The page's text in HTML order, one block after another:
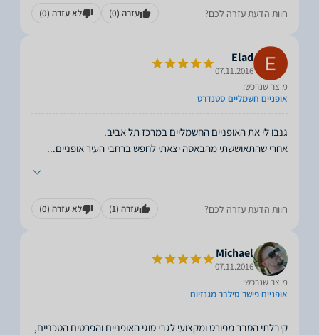
חוות הדעת עזרה לכם? עזרה (0) לא עזרה (0)
Elad
07.11.2016
מוצר שנרכש:
אופניים חשמליים סטנדרט
אחרי שהתאוששתי מהבאסה יצאתי לחפש ברחבי העיר אופניים...
חוות הדעת עזרה לכם? עזרה (1) לא עזרה (0)
Michael
07.11.2016
מוצר שנרכש:
אופניים פישר סילבר מגנזיום
קיבלתי הסבר מפורט ומקצועי לגבי סוגי האופניים והפרטים הטכניים,